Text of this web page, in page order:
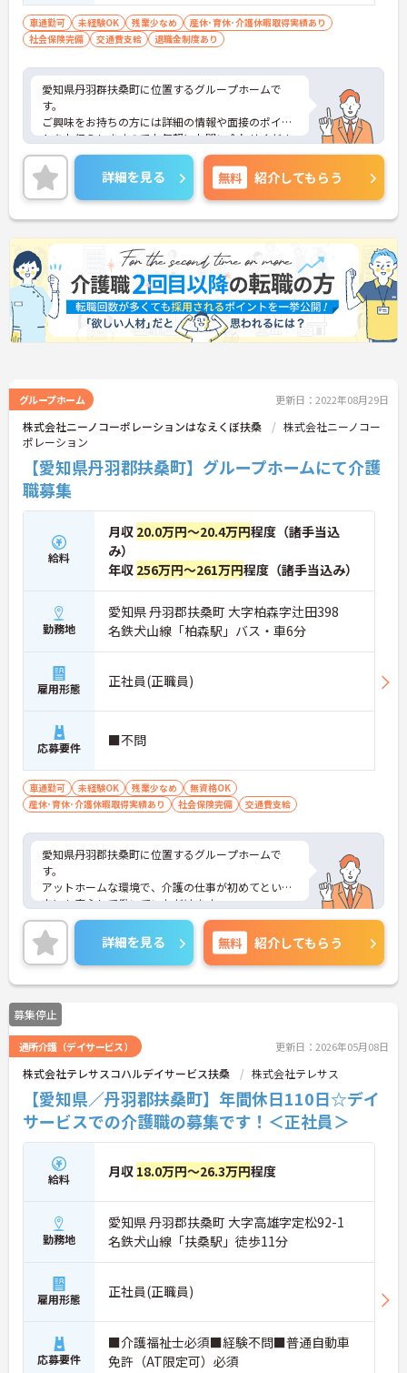
車通勤可 未経験OK 残業少なめ
産休･育休･介護休暇取得実績あり
社会保険完備
交通費支給 退職金制度あり
愛知県丹羽群扶桑町に位置するグループホームで
す。
ご興味をお持ちの方には詳細の情報や面接のポイン
トをお伝えしますのでお気軽にお問い合わせくださ
いませ。
詳細を見る 無料 紹介してもらう
グループホーム 更新日：2022年08月29日
株式会社ニーノコーポレーションはなえくぼ扶桑
株式会社ニーノコー
ポレーション
【愛知県丹羽郡扶桑町】グループホームにて介護
職募集
給料
月収 20.0万円～20.4万円程度（諸手当込
み）
年収 256万円～261万円程度（諸手当込み）
勤務地
愛知県 丹羽郡扶桑町 大字柏森字辻田398
名鉄犬山線「柏森駅」バス・車6分
雇用形態 正社員(正職員)
応募要件 ■不問
車通勤可 未経験OK 残業少なめ
無資格OK
産休･育休･介護休暇取得実績あり
社会保険完備 交通費支給
愛知県丹羽郡扶桑町に位置するグループホームで
す。
アットホームな環境で、介護の仕事が初めてという
方にも安心して働いていただけます。
ご興味をお持ちの方には詳細の情報や面接のポイン
トをお伝えしますのでお気軽にお問い合わせくださ
いませ。
詳細を見る 無料 紹介してもらう
募集停止
通所介護（デイサービス） 更新日：2026年05月08日
株式会社テレサスコハルデイサービス扶桑 株式会社テレサス
【愛知県／丹羽郡扶桑町】年間休日110日☆デイ
サービスでの介護職の募集です！＜正社員＞
給料 月収 18.0万円～26.3万円程度
勤務地
愛知県 丹羽郡扶桑町 大字高雄字定松92-1
名鉄犬山線「扶桑駅」徒歩11分
雇用形態 正社員(正職員)
応募要件
■介護福祉士必須■経験不問■普通自動車
免許（AT限定可）必須